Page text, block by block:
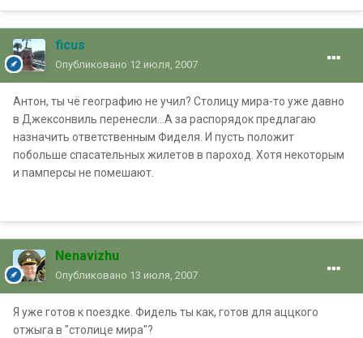
ficus
Опубликовано 12 июля, 2007
Антон, ты чё географию не учил? Столицу мира-то уже давно
в Джексонвиль перенесли...А за распорядок предлагаю
назначить ответственным Фиделя. И пусть положит
побольше спасательных жилетов в пароход. Хотя некоторым
и памперсы не помешают.
Nenavizhu
Опубликовано 13 июля, 2007
Я уже готов к поездке. Фидель ты как, готов для аццкого
отжыга в "столице мира"?